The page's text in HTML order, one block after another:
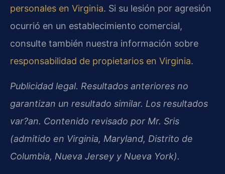
personales en Virginia. Si su lesión por agresión
ocurrió en un establecimiento comercial,
consulte también nuestra información sobre
responsabilidad de propietarios en Virginia.
Publicidad legal. Resultados anteriores no
garantizan un resultado similar. Los resultados
var?an. Contenido revisado por Mr. Sris
(admitido en Virginia, Maryland, Distrito de
Columbia, Nueva Jersey y Nueva York).